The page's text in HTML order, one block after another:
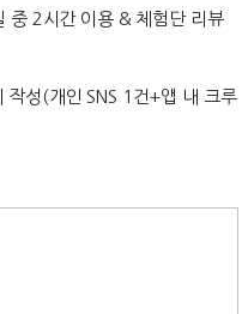
중 2시간 이용 & 체험단 리뷰
작성(개인 SNS 1건+앱 내 크루